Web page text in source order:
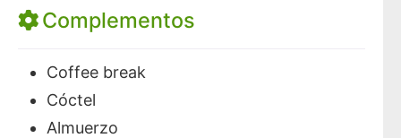
Complementos
Coffee break
Cóctel
Almuerzo